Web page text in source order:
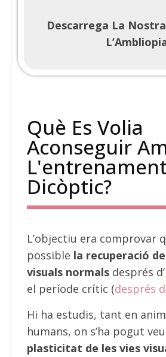
Descarrega La
Què Es Volia
Aconseguir
L'entrenament
Dicòptic?
L’objectiu era comprovar
possible la recuperació
visuals normalsdesprés
el període crític (després
Hi ha estudis, tant en
humans, on s’ha pogut
plasticitat de les vies